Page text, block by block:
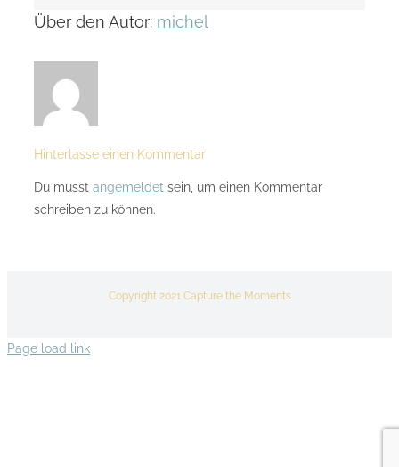
Über den Autor: michel
Hinterlasse einen Kommentar
Du musst angemeldet sein, um einen Kommentar
schreiben zu können.
Copyright 2021 Capture the Moments
Page load link